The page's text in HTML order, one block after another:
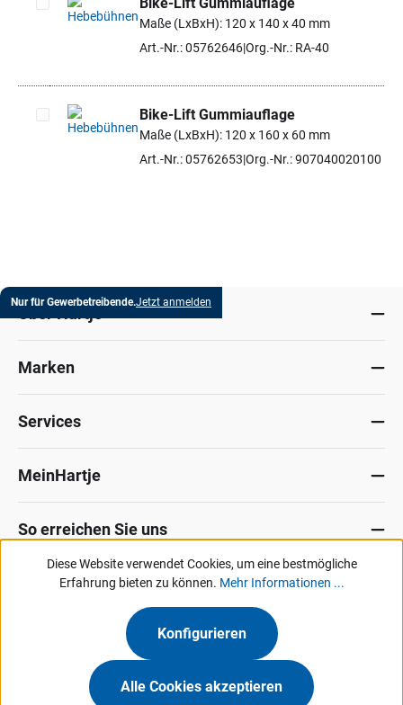
Artikel auswählen
Maße (LxBxH): 120 x 140 x 40 mm
Art.-Nr.: 05762646Org.-Nr.: RA-40
Artikel auswählen
Bike-Lift Gummiauflage
Maße (LxBxH): 120 x 160 x 60 mm
Art.-Nr.: 05762653 Org.-Nr.: 907040020100
Nur für Gewerbetreibende.Jetzt anmelden
Marken
Services
MeinHartje
So erreichen Sie uns
Datenschutz ImpressumAllg. Verkaufsbedingungen
KontaktHinweisgeber-Portal
Unsere Angebote & Services richten sich ausschließlich an Industrie, Handel,
Hermann Hartje KG • Deichstraße 120-122 • 27318 Hoya
Diese Website verwendet Cookies, um eine bestmögliche
Erfahrung bieten zu können. Mehr Informationen ...
Konfigurieren
Alle Cookies akzeptieren